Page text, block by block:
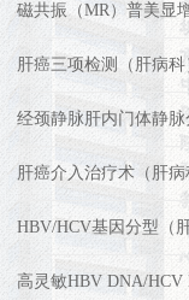
磁共振（MR）普美显
肝癌三项检测（肝病科
经颈静脉肝内门体静脉
肝癌介入治疗术（肝病
​HBV/HCV基因分型（
高灵敏HBV DNA/HCV